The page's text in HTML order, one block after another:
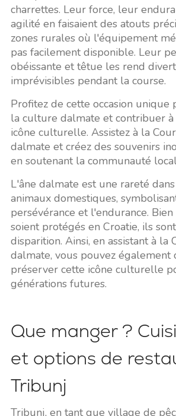
charrettes. Leur force, leur
agilité en faisaient des atouts
zones rurales où l'équipement
pas facilement disponible. Leur
obéissante et têtue les rend
imprévisibles pendant la course.
Profitez de cette occasion unique
la culture dalmate et contribuer
icône culturelle. Assistez à la
dalmate et créez des souvenirs
en soutenant la communauté
L'âne dalmate est une rareté
animaux domestiques,
persévérance et l'endurance.
soient protégés en Croatie, ils
disparition. Ainsi, en assistant à la
dalmate, vous pouvez également
préserver cette icône culturelle
générations futures.
Que manger ?
et options de
Tribunj
Tribunj, en tant que village de